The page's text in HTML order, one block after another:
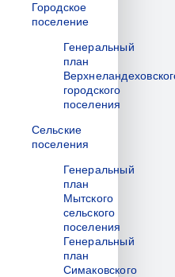
Городское
поселение
Генеральный
план
городского
поселения
Сельские
поселения
Генеральный
план
Мытского
сельского
поселения
Генеральный
план
Симаковского